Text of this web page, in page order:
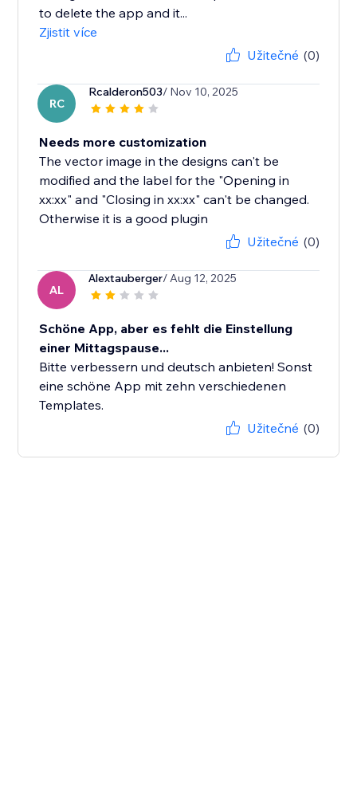
to delete the app and it...
Zjistit více
Užitečné (0)
RC
Rcalderon503/ Nov 10, 2025
Needs more customization
The vector image in the designs can't be
modified and the label for the "Opening in
xx:xx" and "Closing in xx:xx" can't be changed.
Otherwise it is a good plugin
Užitečné (0)
AL
Alextauberger/ Aug 12, 2025
Schöne App, aber es fehlt die Einstellung
einer Mittagspause...
Bitte verbessern und deutsch anbieten! Sonst
eine schöne App mit zehn verschiedenen
Templates.
Užitečné (0)